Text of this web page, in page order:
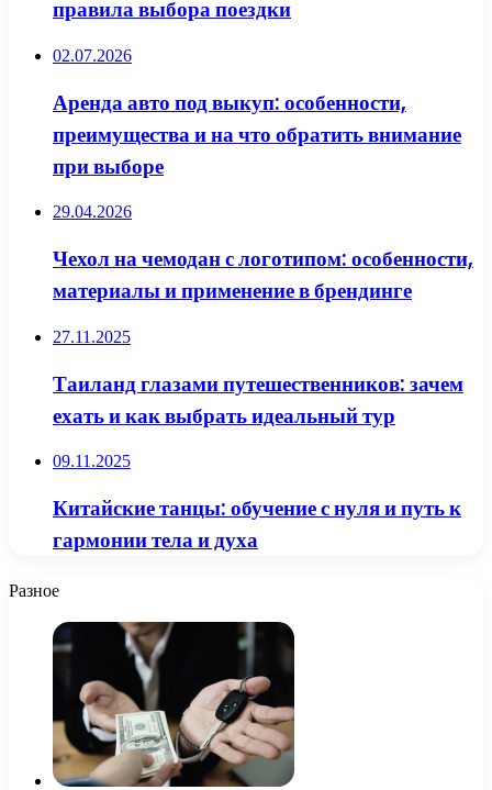
правила выбора поездки
02.07.2026
Аренда авто под выкуп: особенности,
преимущества и на что обратить внимание
при выборе
29.04.2026
Чехол на чемодан с логотипом: особенности,
материалы и применение в брендинге
27.11.2025
Таиланд глазами путешественников: зачем
ехать и как выбрать идеальный тур
09.11.2025
Китайские танцы: обучение с нуля и путь к
гармонии тела и духа
Разное